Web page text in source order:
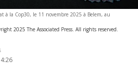
à la Cop30, le 11 novembre 2025 à Belem, au
2025 The Associated Press. All rights reserved.